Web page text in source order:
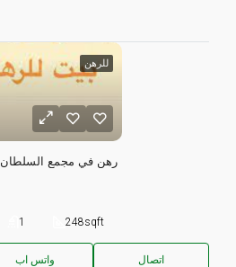
للرهن
رهن في مجمع السلطان
1 248sqft
واتس اب اتصال